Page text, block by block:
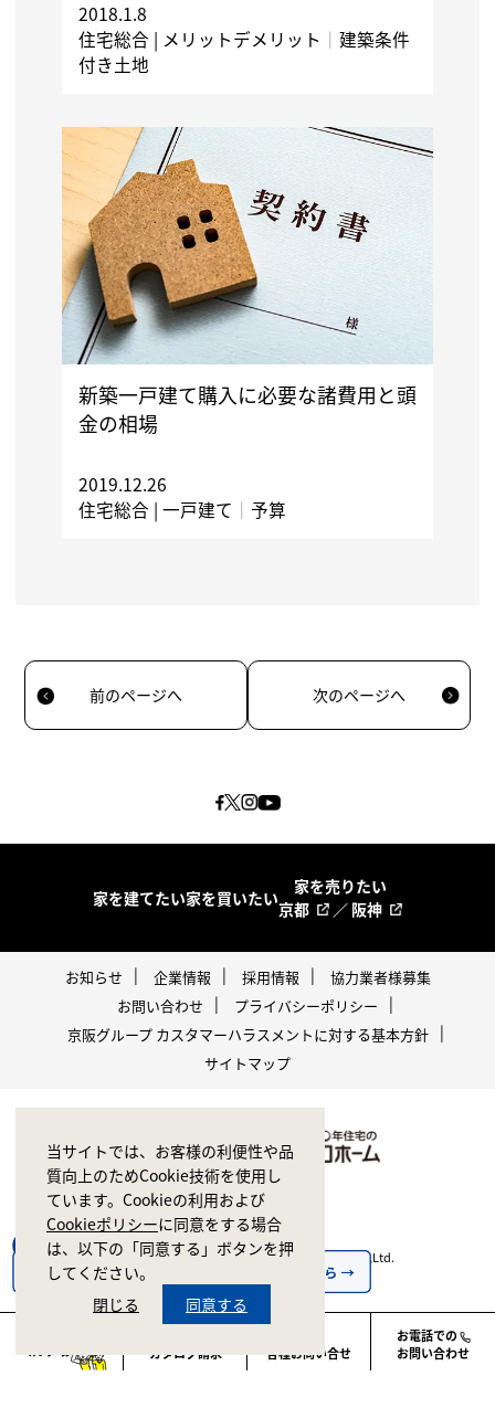
2018.1.8
住宅総合 | メリットデメリット ｜ 建築条件
付き土地
新築一戸建て購入に必要な諸費用と頭
金の相場
2019.12.26
住宅総合 | 一戸建て ｜ 予算
前のページへ 次のページへ
家を建てたい家を買いたい
家を売りたい
京都
／ 阪神
お知らせ 企業情報 採用情報
協力業者様募集
お問い合わせ
プライバシーポリシー
京阪グループ カスタマーハラスメントに対する基本方針
サイトマップ
Copyright © 1998-2026 ZERO CORPORATION Co.,Ltd.
カタログ請求 各種お問い合せ
お電話での
お問い合わせ
当サイトでは、お客様の利便性や品
質向上のためCookie技術を使用し
ています。Cookieの利用および
Cookieポリシーに同意をする場合
は、以下の「同意する」ボタンを押
してください。
閉じる
同意する